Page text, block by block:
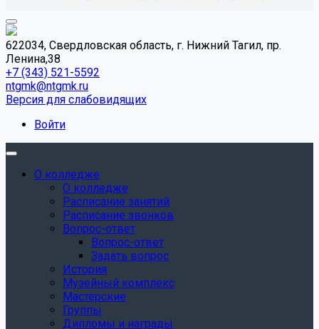
622034, Свердловская область, г. Нижний Тагил, пр.
Ленина,38
+7 (343) 521-5592
ntgmk@ntgmk.ru
Версия для слабовидящих
Войти
О колледже
О колледже
Расписание занятий
Расписание звонков
Вопрос-ответ
Вопрос-ответ
Задать вопрос
История
Музейный комплекс
Мастерские
Группы
Дипломы и награды